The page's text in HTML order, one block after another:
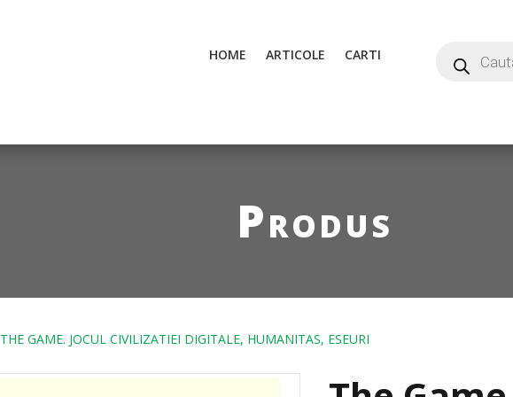
HOME ARTICOLE CARTI
Produs
GAME. JOCUL CIVILIZATIEI DIGITALE, HUMANITAS, ESEURI